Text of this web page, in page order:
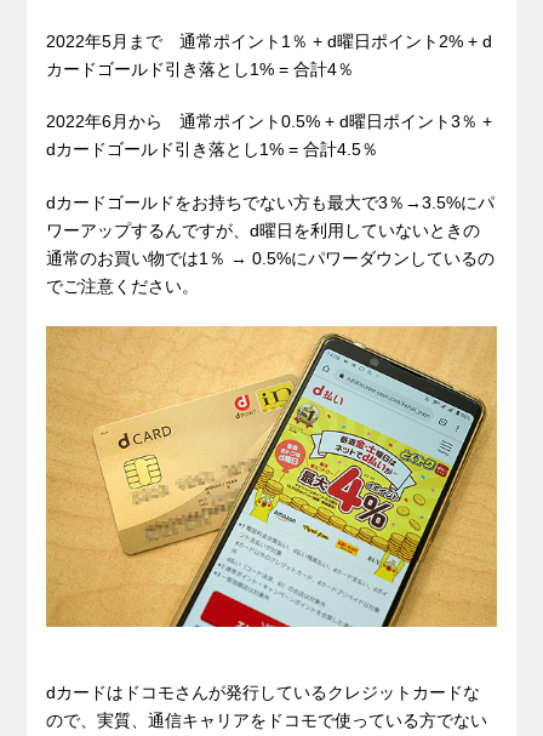
2022年5月まで 通常ポイント1％ + d曜日ポイント2% + d
カードゴールド引き落とし1% = 合計4％
2022年6月から 通常ポイント0.5% + d曜日ポイント3％ +
dカードゴールド引き落とし1% = 合計4.5％
dカードゴールドをお持ちでない方も最大で3％→3.5%にパ
ワーアップするんですが、d曜日を利用していないときの
通常のお買い物では1％ → 0.5%にパワーダウンしているの
でご注意ください。
dカードはドコモさんが発行しているクレジットカードな
ので、実質、通信キャリアをドコモで使っている方でない